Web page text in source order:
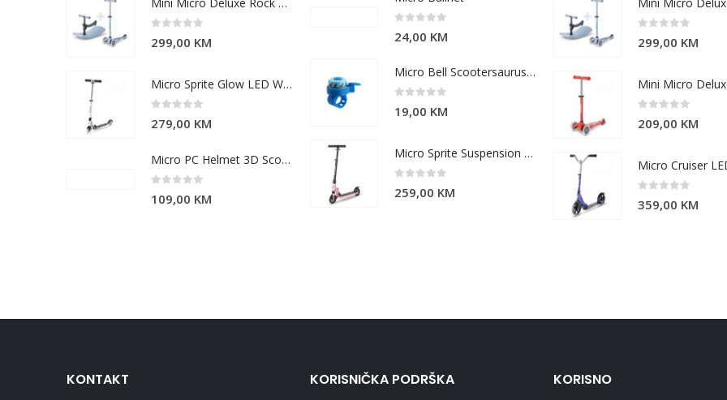
299,00 KM
Micro Sprite Glow LED White
279,00 KM
Micro PC Helmet 3D Scootersaurus S
109,00 KM
24,00 KM
Micro Bell Scootersaurus (V2)
19,00 KM
Micro Sprite Suspension Pink
259,00 KM
299,00 KM
209,00 KM
359,00 KM
KONTAKT KORISNIČKA PODRŠKA KORISNO